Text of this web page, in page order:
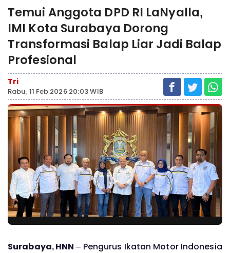
Temui Anggota DPD RI LaNyalla,
IMI Kota Surabaya Dorong
Transformasi Balap Liar Jadi Balap
Profesional
Tri
Rabu, 11 Feb 2026 20:03 WIB
Surabaya, HNN – Pengurus Ikatan Motor Indonesia